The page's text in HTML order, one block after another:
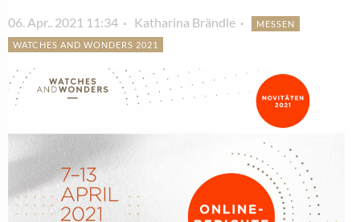
06. Apr.. 2021 11:34 Katharina Brändle
MESSEN
WATCHES AND WONDERS 2021